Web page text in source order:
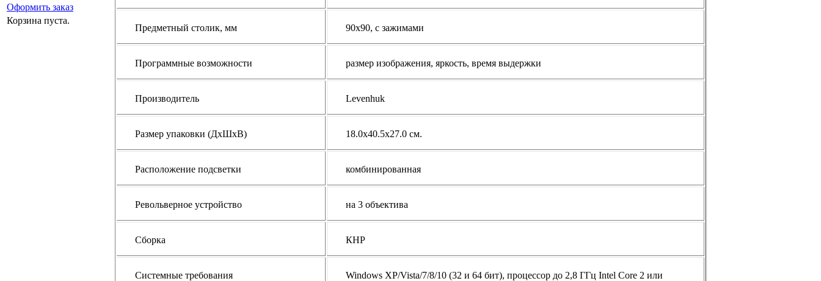
Оформить заказ
Корзина пуста.
Предметный столик, мм 90x90, с зажимами
Программные возможности размер изображения, яркость, время выдержки
Производитель Levenhuk
Размер упаковки (ДхШхВ) 18.0x40.5x27.0 см.
Расположение подсветки комбинированная
Револьверное устройство на 3 объектива
Сборка КНР
Системные требования Windows XP/Vista/7/8/10 (32 и 64 бит), процессор до 2,8 ГГц Intel Core 2 или